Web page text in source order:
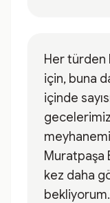
Her türden
için, buna
içinde
Muratpaşa
kez daha